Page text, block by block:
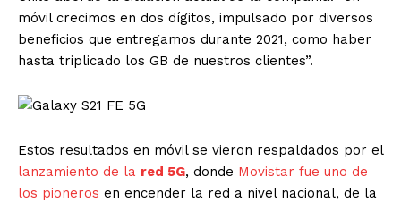
móvil crecimos en dos dígitos, impulsado por diversos
beneficios que entregamos durante 2021, como haber
hasta triplicado los GB de nuestros clientes”.
Estos resultados en móvil se vieron respaldados por el
lanzamiento de la red 5G, donde Movistar fue uno de
los pioneros en encender la red a nivel nacional, de la